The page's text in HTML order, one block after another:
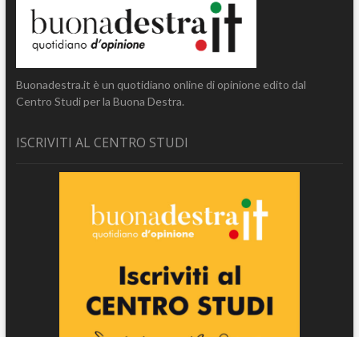
Buonadestra.it è un quotidiano online di opinione edito dal
Centro Studi per la Buona Destra.
ISCRIVITI AL CENTRO STUDI